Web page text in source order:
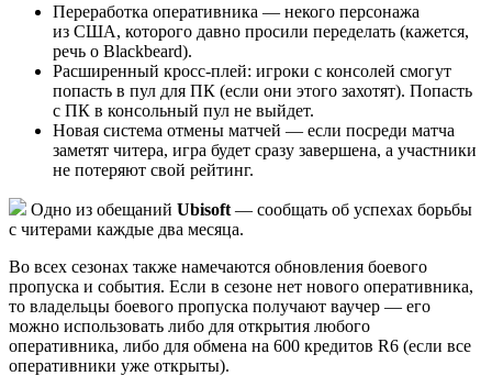
Переработка оперативника — некого персонажа
из США, которого давно просили переделать (кажется,
речь о Blackbeard).
Расширенный кросс-плей: игроки с консолей смогут
попасть в пул для ПК (если они этого захотят). Попасть
с ПК в консольный пул не выйдет.
Новая система отмены матчей — если посреди матча
заметят читера, игра будет сразу завершена, а участники
не потеряют свой рейтинг.
Одно из обещаний Ubisoft — сообщать об успехах борьбы
с читерами каждые два месяца.
Во всех сезонах также намечаются обновления боевого
пропуска и события. Если в сезоне нет нового оперативника,
то владельцы боевого пропуска получают ваучер — его
можно использовать либо для открытия любого
оперативника, либо для обмена на 600 кредитов R6 (если все
оперативники уже открыты).